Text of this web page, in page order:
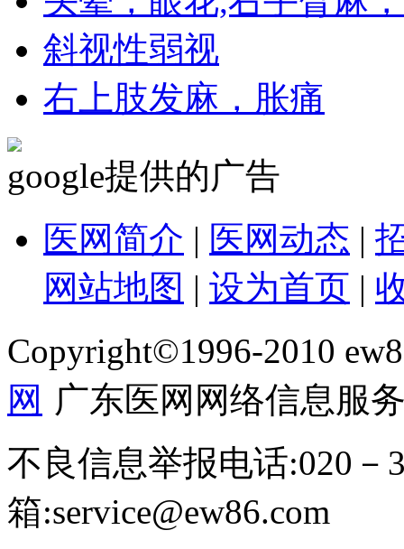
斜视性弱视
右上肢发麻，胀痛
google提供的广告
医网简介 | 医网动态 |
网站地图 | 设为首页 |
Copyright©1996-2010
网 广东医网网络信息服
不良信息举报电话:020－
箱:service@ew86.com